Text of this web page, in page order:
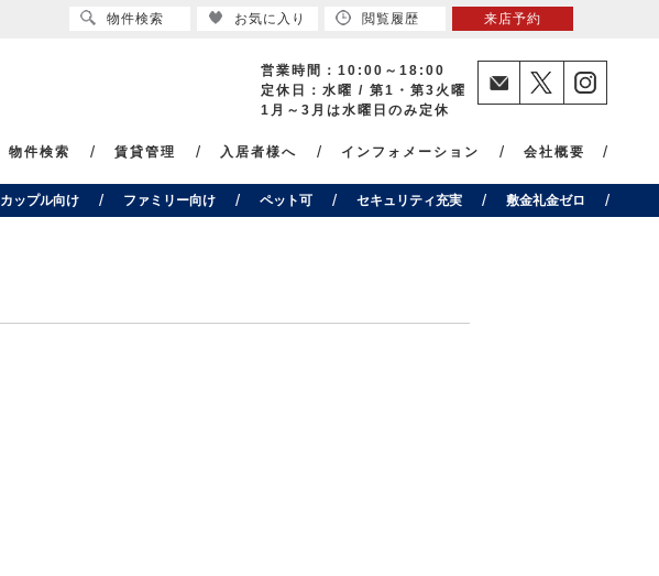
営業時間：10:00～18:00
定休日：水曜 / 第1・第3火曜
1月～3月は水曜日のみ定休
物件検索 賃貸管理 入居者様へ インフォメーション 会社概要
カップル向け ファミリー向け ペット可 セキュリティ充実 敷金礼金ゼロ
物件検索 お気に入り 閲覧履歴 来店予約